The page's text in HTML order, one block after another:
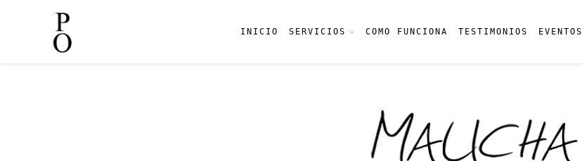
INICIO SERVICIOS COMO FUNCIONA TESTIMONIOS EVENTOS